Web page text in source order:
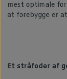
mest optimale
at forebygge er
Et stråfoder af